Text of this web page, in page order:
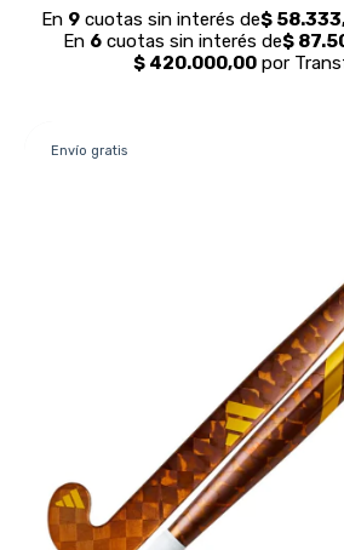
Envío gratis